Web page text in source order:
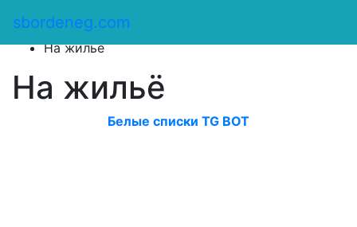
sbordeneg.com
Оказать помощь
На жильё
На жильё
Белые списки TG BOT